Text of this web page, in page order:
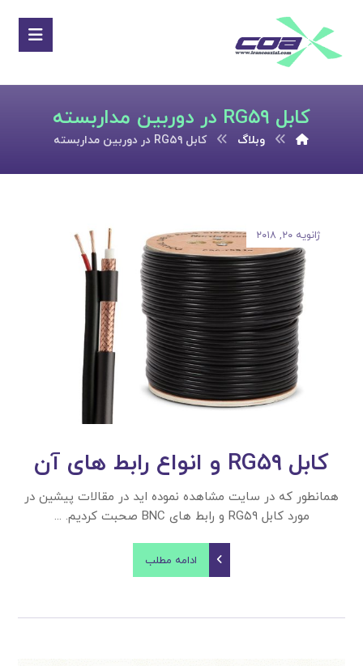
کابل RG۵۹ در دوربین مداربسته
وبلاگ کابل RG۵۹ در دوربین مداربسته
کابل RG۵۹ و انواع رابط های آن
ژانویه ۲۰, ۲۰۱۸
همانطور که در سایت مشاهده نموده اید در مقالات پیشین در
مورد کابل RG۵۹ و رابط های BNC صحبت کردیم. ...
ادامه مطلب